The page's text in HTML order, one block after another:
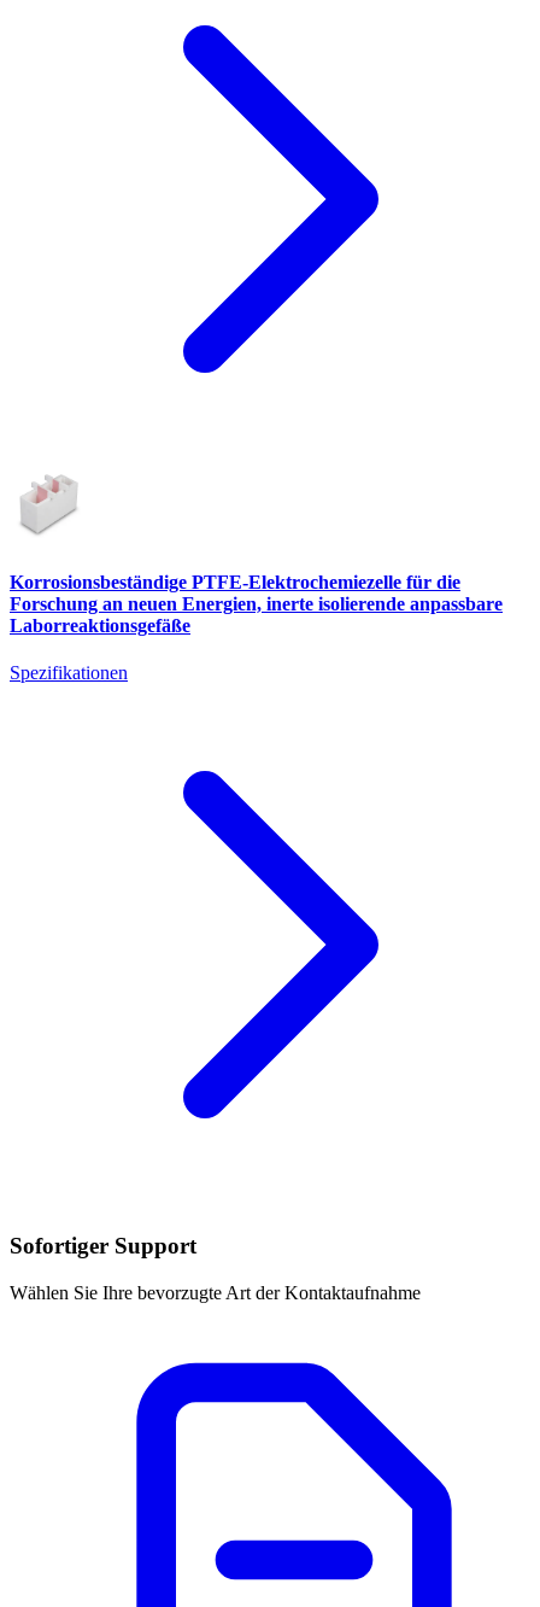
Korrosionsbeständige PTFE-Elektrochemiezelle für die
Forschung an neuen Energien, inerte isolierende anpassbare
Laborreaktionsgefäße
Spezifikationen
Sofortiger Support
Wählen Sie Ihre bevorzugte Art der Kontaktaufnahme